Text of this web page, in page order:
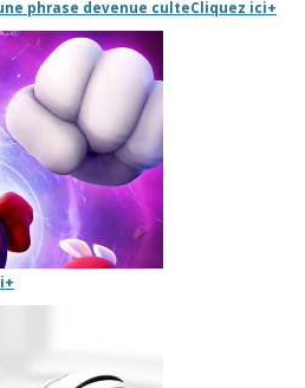
phrase devenue culteCliquez ici+
+